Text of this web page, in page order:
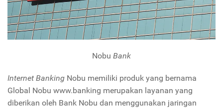
Nobu Bank
Internet Banking Nobu memiliki produk yang bernama
Global Nobu www.banking merupakan layanan yang
diberikan oleh Bank Nobu dan menggunakan jaringan